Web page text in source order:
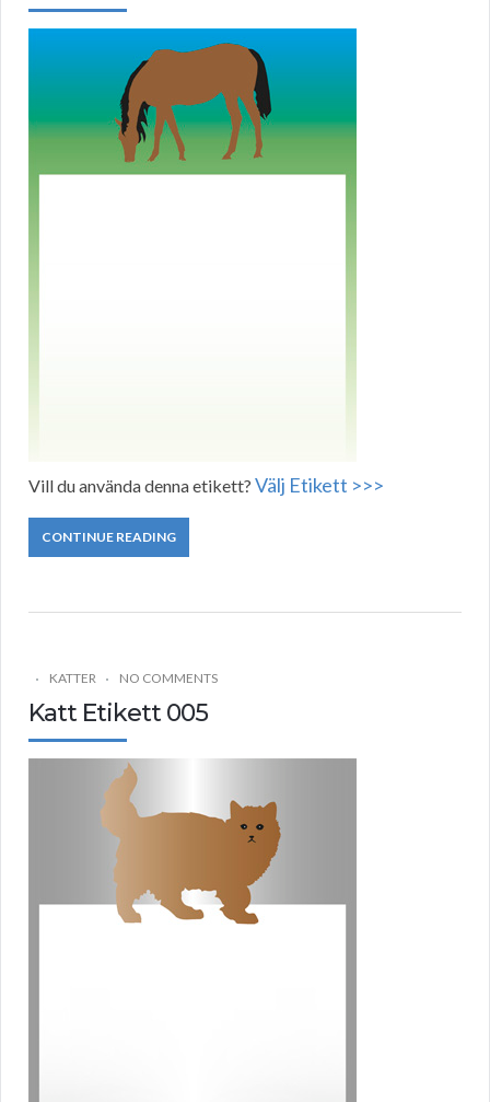
Vill du använda denna etikett? Välj Etikett >>>
CONTINUE READING
KATTER NO COMMENTS
Katt Etikett 005